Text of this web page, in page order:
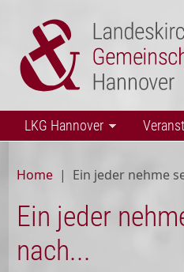
LKG Hannover
Home | Ein jeder nehme
Ein jeder
nach...